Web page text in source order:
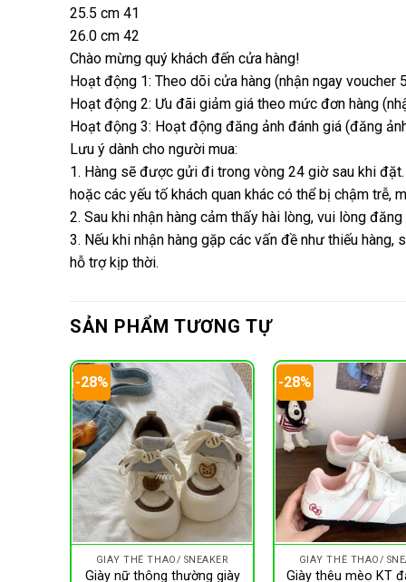
25.5 cm 41
26.0 cm 42
Chào mừng quý khách đến cửa hàng!
Hoạt động 1: Theo dõi cửa hàng (nhận ngay voucher
Hoạt động 2: Ưu đãi giảm giá theo mức đơn hàng
Hoạt động 3: Hoạt động đăng ảnh đánh giá (đăng
Lưu ý dành cho người mua:
1. Hàng sẽ được gửi đi trong vòng 24 giờ sau khi
hoặc các yếu tố khách quan khác có thể bị chậm trễ,
2. Sau khi nhận hàng cảm thấy hài lòng, vui lòng
3. Nếu khi nhận hàng gặp các vấn đề như thiếu
hỗ trợ kịp thời.
SẢN PHẨM TƯƠNG TỰ
-28%
GIÀY THỂ THAO/ SNEAKER
Giày nữ thông thường giày
-28%
GIÀY THỂ THAO/
Giày thêu mèo KT